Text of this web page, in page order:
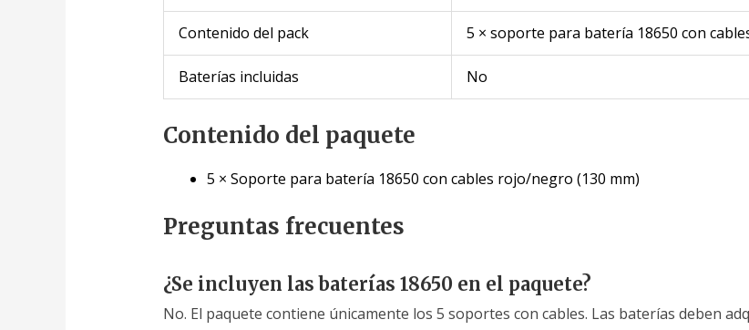
Contenido del pack 5 × soporte para batería 18650 con
Baterías incluidas No
Contenido del paquete
5 × Soporte para batería 18650 con cables rojo/negro (130 mm)
Preguntas frecuentes
¿Se incluyen las baterías 18650 en el paquete?
No. El paquete contiene únicamente los 5 soportes con cables. Las baterías deben